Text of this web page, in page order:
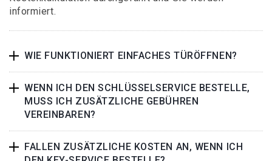
informiert.
WIE FUNKTIONIERT EINFACHES TÜRÖFFNEN?
WENN ICH DEN SCHLÜSSELSERVICE BESTELLE,
MUSS ICH ZUSÄTZLICHE GEBÜHREN
VEREINBAREN?
FALLEN ZUSÄTZLICHE KOSTEN AN, WENN ICH